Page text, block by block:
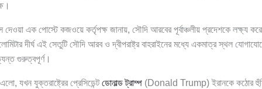
দেওয়া এক পোস্টে কজওয়ে কর্তৃপক্ষ জানায়, সৌদি আরবের পূর্বাঞ্চলীয় প্রদেশকে লক্ষ্য
দীর্ঘ এই সেতুটি সৌদি আরব ও দ্বীপরাষ্ট্র বাহরাইনের মধ্যে একমাত্র স্থল
গুরুত্বপূর্ণ।
যখন যুক্তরাষ্ট্রের প্রেসিডেন্টডোনাল্ড ট্রাম্প(Donald Trump) ইরানকে কঠোর